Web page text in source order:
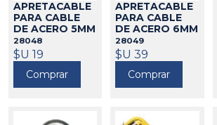
APRETACABLE
PARA CABLE
DE ACERO 5MM
28048
$U 19
Comprar
APRETACABLE
PARA CABLE
DE ACERO 6MM
28049
$U 39
Comprar